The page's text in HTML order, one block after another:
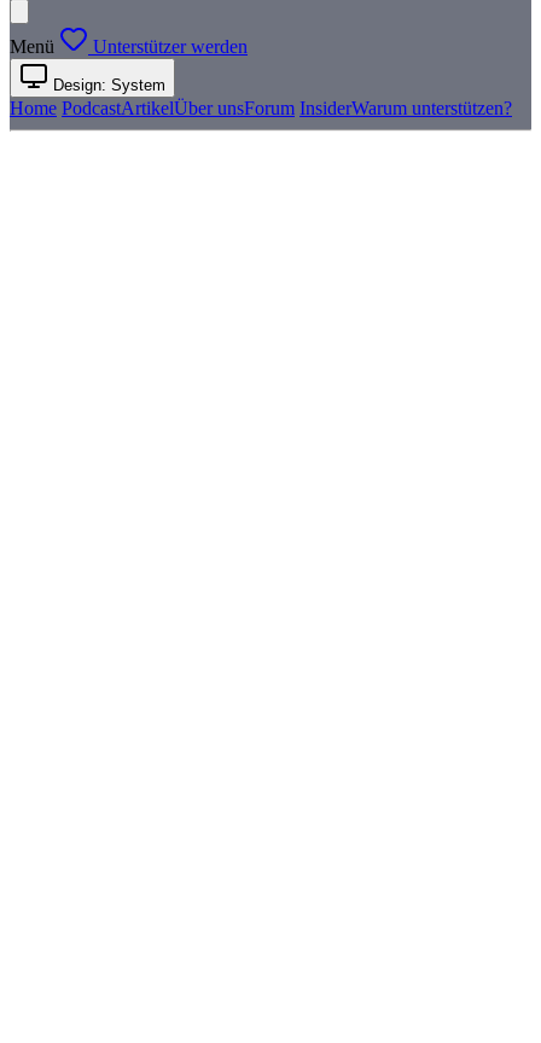
Menü Unterstützer werden
Design: System
Home PodcastArtikelÜber unsForum InsiderWarum unterstützen?